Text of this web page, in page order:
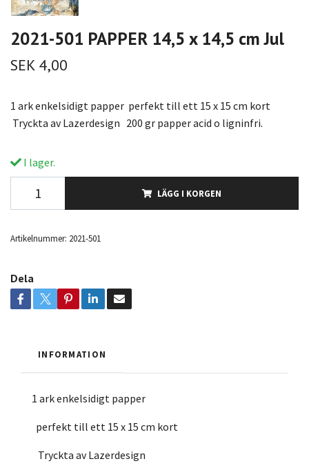
2021-501 PAPPER 14,5 x 14,5 cm Jul
SEK 4,00
1 ark enkelsidigt papper perfekt till ett 15 x 15 cm kort
Tryckta av Lazerdesign 200 gr papper acid o ligninfri.
I lager.
LÄGG I KORGEN
Artikelnummer: 2021-501
Dela
INFORMATION
1 ark enkelsidigt papper
perfekt till ett 15 x 15 cm kort
Tryckta av Lazerdesign